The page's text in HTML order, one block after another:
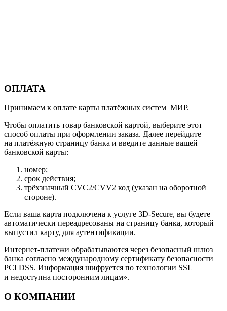
ОПЛАТА
Принимаем к оплате карты платёжных систем МИР.
Чтобы оплатить товар банковской картой, выберите этот
способ оплаты при оформлении заказа. Далее перейдите
на платёжную страницу банка и введите данные вашей
банковской карты:
номер;
срок действия;
трёхзначный CVC2/CVV2 код (указан на оборотной
стороне).
Если ваша карта подключена к услуге 3D-Secure, вы будете
автоматически переадресованы на страницу банка, который
выпустил карту, для аутентификации.
Интернет-платежи обрабатываются через безопасный шлюз
банка согласно международному сертификату безопасности
PCI DSS. Информация шифруется по технологии SSL
и недоступна посторонним лицам».
О КОМПАНИИ